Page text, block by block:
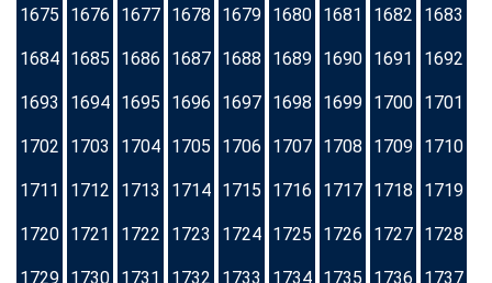
1675 1676 1677 1678 1679 1680 1681 1682 1683
1684 1685 1686 1687 1688 1689 1690 1691 1692
1693 1694 1695 1696 1697 1698 1699 1700 1701
1702 1703 1704 1705 1706 1707 1708 1709 1710
1711 1712 1713 1714 1715 1716 1717 1718 1719
1720 1721 1722 1723 1724 1725 1726 1727 1728
1729 1730 1731 1732 1733 1734 1735 1736 1737